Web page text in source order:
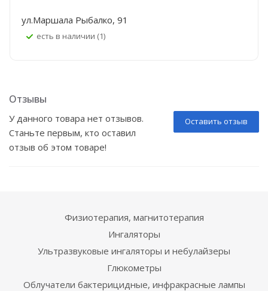
ул.Маршала Рыбалко, 91
Есть в наличии (1)
Отзывы
Оставить отзыв
У данного товара нет отзывов.
Станьте первым, кто оставил
отзыв об этом товаре!
Физиотерапия, магнитотерапия
Ингаляторы
Ультразвуковые ингаляторы и небулайзеры
Глюкометры
Облучатели бактерицидные, инфракрасные лампы